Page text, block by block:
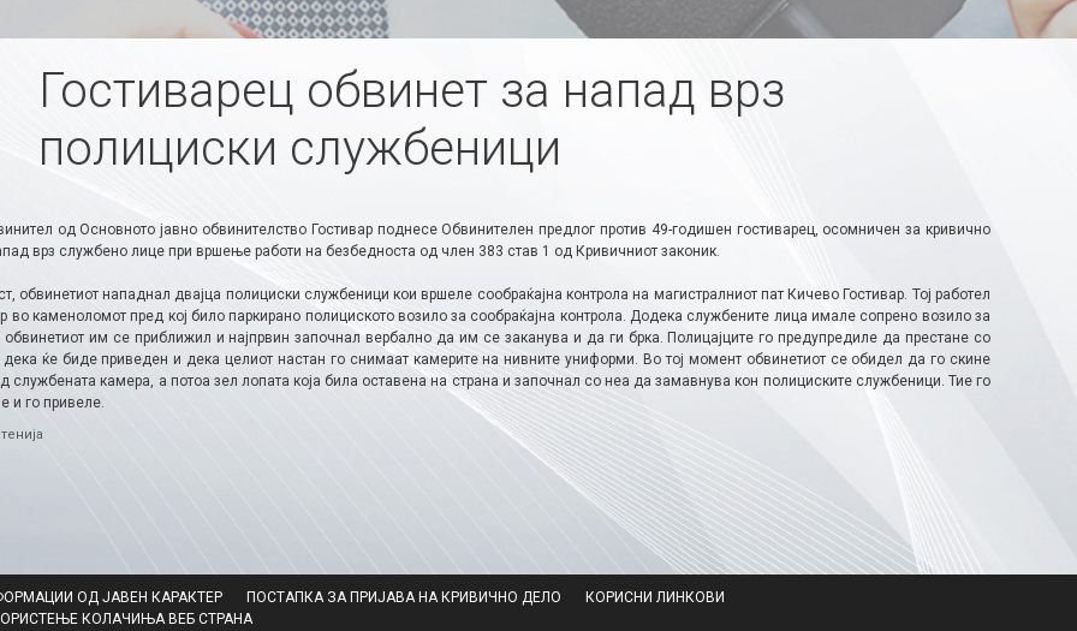
Гостиварец обвинет за напад врз
полициски службеници
од Основното јавно обвинителство Гостивар поднесе Обвинителен предлог против 49-годишен гостиварец, осомничен за кривично
врз службено лице при вршење работи на безбедноста од член 383 став 1 од Кривичниот законик.
обвинетиот нападнал двајца полициски службеници кои вршеле сообраќајна контрола на магистралниот пат Кичево Гостивар. Тој работел
во каменоломот пред кој било паркирано полициското возило за сообраќајна контрола. Додека службените лица имале сопрено возило за
обвинетиот им се приближил и најпрвин започнал вербално да им се заканува и да ги брка. Полицајците го предупредиле да престане со
дека ќе биде приведен и дека целиот настан го снимаат камерите на нивните униформи. Во тој момент обвинетиот се обидел да го скине
службената камера, а потоа зел лопата која била оставена на страна и започнал со неа да замавнува кон полициските службеници. Тие го
и го привеле.​
ОД ЈАВЕН КАРАКТЕР ПОСТАПКА ЗА ПРИЈАВА НА КРИВИЧНО ДЕЛО
КОРИСНИ ЛИНКОВИ
КОЛАЧИЊА ВЕБ СТРАНА